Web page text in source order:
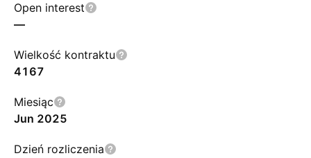
Open interest
—
Wielkość kontraktu
4167
Miesiąc
Jun 2025
Dzień rozliczenia